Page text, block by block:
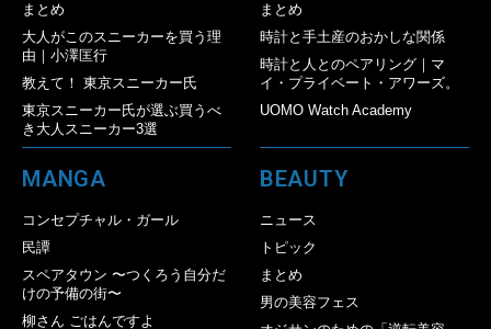
まとめ
大人がこのスニーカーを買う理
由｜小澤匡行
教えて！ 東京スニーカー氏
東京スニーカー氏が選ぶ買うべ
き大人スニーカー3選
まとめ
時計と手土産のおかしな関係
時計と人とのペアリング｜マ
イ・プライベート・アワーズ。
UOMO Watch Academy
MANGA
コンセプチャル・ガール
民譚
スペアタウン 〜つくろう自分だ
けの予備の街〜
柳さん ごはんですよ
BEAUTY
ニュース
トピック
まとめ
男の美容フェス